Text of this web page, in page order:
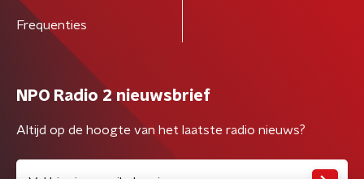
Frequenties
NPO Radio 2 nieuwsbrief
Altijd op de hoogte van het laatste radio nieuws?